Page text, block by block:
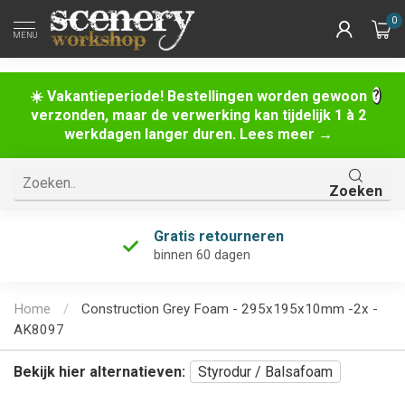
☀️ Vakantieperiode! Bestellingen worden gewoon
verzonden, maar de verwerking kan tijdelijk 1 à 2
werkdagen langer duren. Lees meer →
MENU
0
Zoeken
Gratis retourneren
binnen 60 dagen
Home /
Construction Grey Foam - 295x195x10mm -2x -
AK8097
Bekijk hier alternatieven: Styrodur / Balsafoam